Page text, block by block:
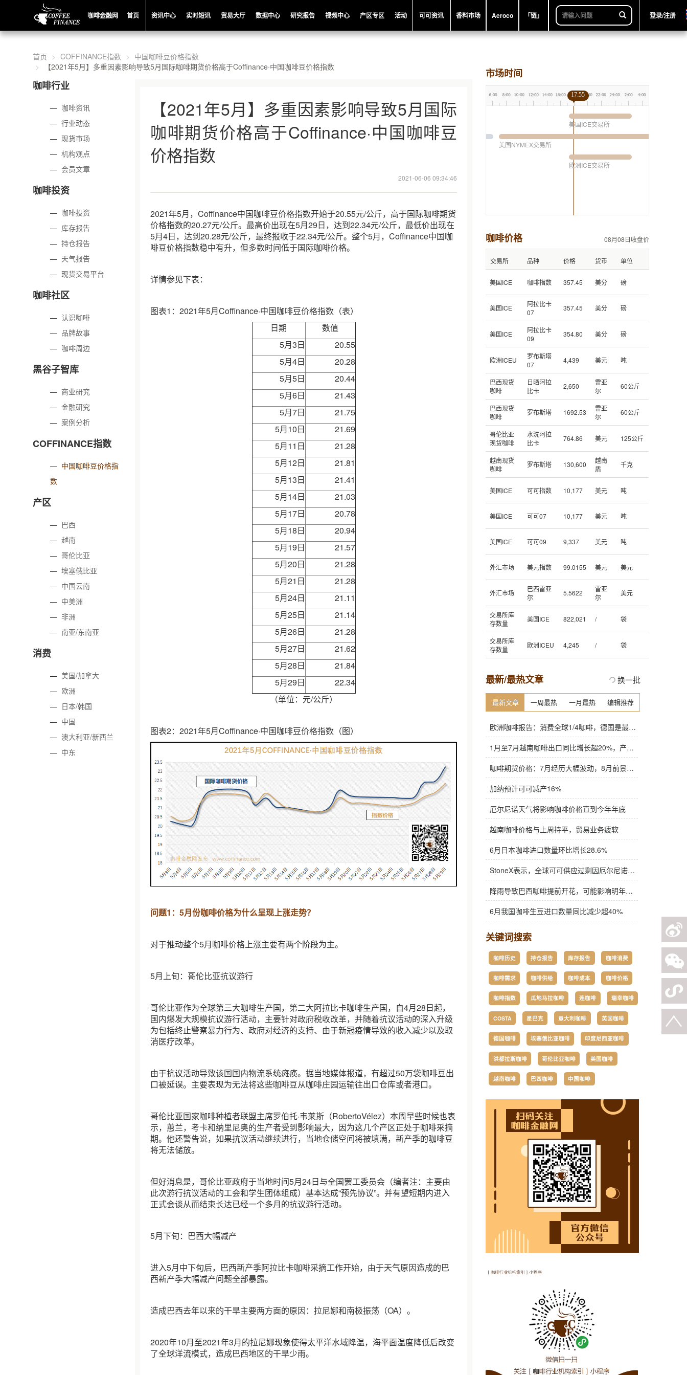
咖啡金融网 首页 资讯中心 实时短讯 贸易大厅 数据中心 研究报告 视频中心 产区专区 活动 可可资讯 香料市场 Aeroco 「链」 登录/注册
首页 COFFINANCE指数
中国咖啡豆价格指数
【2021年5月】多重因素影响导致5月国际咖啡期货价格高于Coffinance·中国咖啡豆价格指数
咖啡行业
— 咖啡资讯
—行业动态
—现货市场
—机构观点
—会员文章
咖啡投资
— 咖啡投资
— 库存报告
—持仓报告
— 天气报告
—现货交易平台
咖啡社区
—认识咖啡
— 品牌故事
— 咖啡周边
黑谷子智库
— 商业研究
—金融研究
—案例分析
COFFINANCE指数
— 中国咖啡豆价格指
数
产区
— 巴西
—越南
—哥伦比亚
—埃塞俄比亚
— 中国云南
— 中美洲
—非洲
—南亚/东南亚
消费
—美国/加拿大
— 欧洲
— 日本/韩国
— 中国
— 澳大利亚/新西兰
— 中东
【2021年5月】多重因素影响导致5月国际
咖啡期货价格高于Coffinance·中国咖啡豆
价格指数
2021-06-06 09:34:46
2021年5月，Coffinance中国咖啡豆价格指数开始于20.55元/公斤，高于国际咖啡期货
价格指数的20.27元/公斤。最高价出现在5月29日，达到22.34元/公斤，最低价出现在
5月4日，达到20.28元/公斤，最终报收于22.34元/公斤。整个5月，Coffinance中国咖
啡豆价格指数稳中有升，但多数时间低于国际咖啡价格。
详情参见下表：
图表1：2021年5月Coffinance·中国咖啡豆价格指数（表）
日期
数值
5月3日
20.55
5月4日
20.28
5月5日
20.44
5月6日
21.43
5月7日
21.75
5月10日
21.69
5月11日
21.28
5月12日
21.81
5月13日
21.41
5月14日
21.03
5月17日
20.78
5月18日
20.94
5月19日
21.57
5月20日
21.28
5月21日
21.28
5月24日
21.11
5月25日
21.14
5月26日
21.28
5月27日
21.62
5月28日
21.84
5月29日
22.34
（单位：元/公斤）
图表2：2021年5月Coffinance·中国咖啡豆价格指数（图）
问题1：5月份咖啡价格为什么呈现上涨走势？
对于推动整个5月咖啡价格上涨主要有两个阶段为主。
5月上旬：哥伦比亚抗议游行
哥伦比亚作为全球第三大咖啡生产国，第二大阿拉比卡咖啡生产国，自4月28日起，
国内爆发大规模抗议游行活动，主要针对政府税收改革，并随着抗议活动的深入升级
为包括终止警察暴力行为、政府对经济的支持、由于新冠疫情导致的收入减少以及取
消医疗改革。
由于抗议活动导致该国国内物流系统瘫痪。据当地媒体报道，有超过50万袋咖啡豆出
口被延误。主要表现为无法将这些咖啡豆从咖啡庄园运输往出口仓库或者港口。
哥伦比亚国家咖啡种植者联盟主席罗伯托·韦莱斯（RobertoVélez）本周早些时候也表
示，蕙兰，考卡和纳里尼奥的生产者受到影响最大，因为这几个产区正处于咖啡采摘
期。他还警告说，如果抗议活动继续进行，当地仓储空间将被填满，新产季的咖啡豆
将无法储放。
但好消息是，哥伦比亚政府于当地时间5月24日与全国罢工委员会（编者注：主要由
此次游行抗议活动的工会和学生团体组成）基本达成“预先协议”。并有望短期内进入
正式会谈从而结束长达已经一个多月的抗议游行活动。
5月下旬：巴西大幅减产
进入5月中下旬后，巴西新产季阿拉比卡咖啡采摘工作开始，由于天气原因造成的巴
西新产季大幅减产问题全部暴露。
造成巴西去年以来的干旱主要两方面的原因：拉尼娜和南极振荡（OA）。
2020年10月至2021年3月的拉尼娜现象使得太平洋水域降温，海平面温度降低后改变
了全球洋流模式，造成巴西地区的干旱少雨。
市场时间
美国ICE交易所
美国NYMEX交易所
欧洲ICE交易所
17:55
咖啡价格 08月08日收盘价
交易所 品种 价格 货币 单位
美国ICE 咖啡指数 357.45 美分 磅
美国ICE
阿拉比卡
07
357.45 美分 磅
美国ICE
阿拉比卡
09
354.80 美分 磅
欧洲ICEU
罗布斯塔
07
4,439 美元 吨
巴西现货
咖啡
日晒阿拉
比卡
2,650
雷亚
尔
60公斤
巴西现货
咖啡
罗布斯塔 1692.53
雷亚
尔
60公斤
哥伦比亚
现货咖啡
水洗阿拉
比卡
764.86 美元 125公斤
越南现货
咖啡
罗布斯塔 130,600
越南
盾
千克
美国ICE 可可指数 10,177 美元 吨
美国ICE 可可07 10,177 美元 吨
美国ICE 可可09 9,337 美元 吨
外汇市场 美元指数 99.0155 美元 美元
外汇市场
巴西雷亚
尔
5.5622
雷亚
尔
美元
交易所库
存数量
美国ICE 822,021 / 袋
交易所库
存数量
欧洲ICEU 4,245 / 袋
最新/最热文章 换一批
最新文章 一周最热 一月最热 编辑推荐
欧洲咖啡报告：消费全球1/4咖啡，德国是最大进口国，意大利在烘焙咖啡生产中领先
1月至7月越南咖啡出口同比增长超20%，产量也将是过去四年来最高
咖啡期货价格：7月经历大幅波动，8月前景依旧不明朗
加纳预计可可减产16%
厄尔尼诺天气将影响咖啡价格直到今年年底
越南咖啡价格与上周持平，贸易业务疲软
6月日本咖啡进口数量环比增长28.6%
StoneX表示，全球可可供应过剩因厄尔尼诺而萎缩
降雨导致巴西咖啡提前开花，可能影响明年产量，造成近期价格波动极不稳定
6月我国咖啡生豆进口数量同比减少超40%
关键词搜索
咖啡历史 持仓报告 库存报告 咖啡消费
咖啡需求 咖啡供给 咖啡成本 咖啡价格
咖啡指数 瓜地马拉咖啡 连咖啡 瑞幸咖啡
COSTA 星巴克 意大利咖啡 英国咖啡
德国咖啡 埃塞俄比亚咖啡 印度尼西亚咖啡
洪都拉斯咖啡 哥伦比亚咖啡 美国咖啡
越南咖啡 巴西咖啡 中国咖啡